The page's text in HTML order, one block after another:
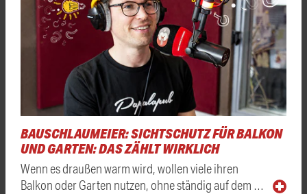
BAUSCHLAUMEIER: SICHTSCHUTZ FÜR BALKON
UND GARTEN: DAS ZÄHLT WIRKLICH
Wenn es draußen warm wird, wollen viele ihren
Balkon oder Garten nutzen, ohne ständig auf dem …